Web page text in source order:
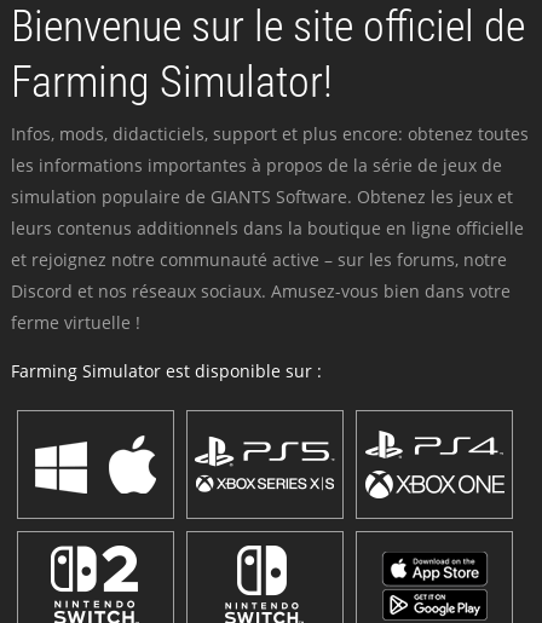
Bienvenue sur le site officiel de
Farming Simulator!
Infos, mods, didacticiels, support et plus encore: obtenez toutes
les informations importantes à propos de la série de jeux de
simulation populaire de GIANTS Software. Obtenez les jeux et
leurs contenus additionnels dans la boutique en ligne officielle
et rejoignez notre communauté active – sur les forums, notre
Discord et nos réseaux sociaux. Amusez-vous bien dans votre
ferme virtuelle !
Farming Simulator est disponible sur :